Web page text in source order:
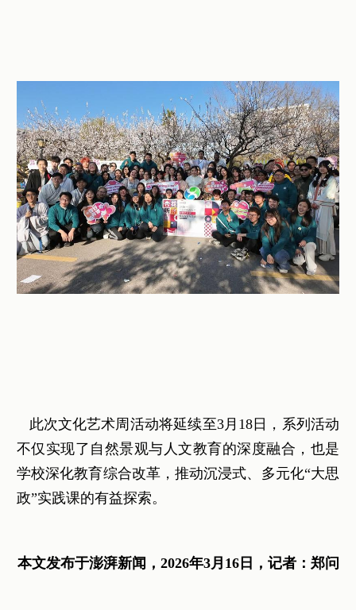
此次文化艺术周活动将延续至3月18日，系列活动
不仅实现了自然景观与人文教育的深度融合，也是
学校深化教育综合改革，推动沉浸式、多元化“大思
政”实践课的有益探索。
本文发布于澎湃新闻，2026年3月16日，记者：郑问